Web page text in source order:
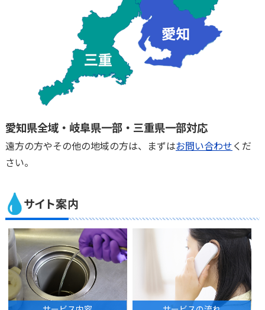
愛知県全域・岐阜県一部・三重県一部対応
遠方の方やその他の地域の方は、まずはお問い合わせくだ
さい。
サイト案内